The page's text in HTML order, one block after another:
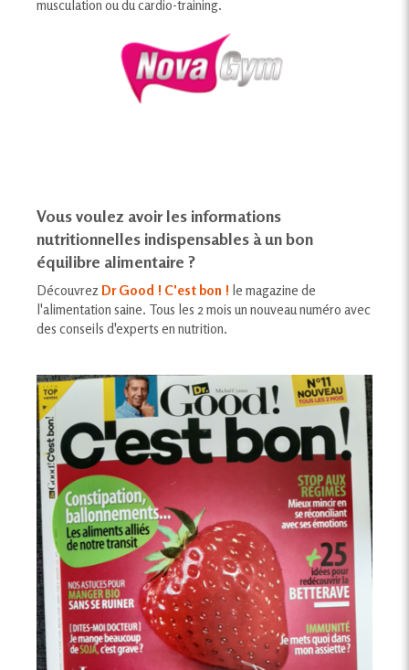
musculation ou du cardio-training.
Vous voulez avoir les informations
nutritionnelles indispensables à un bon
équilibre alimentaire ?
Découvrez Dr Good ! C'est bon ! le magazine de
l'alimentation saine. Tous les 2 mois un nouveau numéro avec
des conseils d'experts en nutrition.